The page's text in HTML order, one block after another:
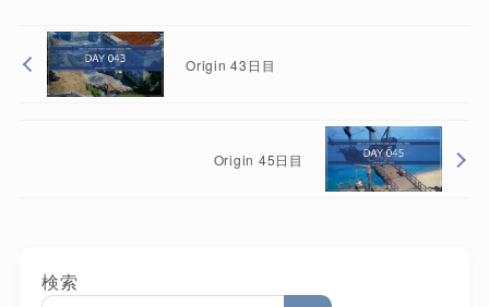
Origin 43日目
Origin 45日目
検索